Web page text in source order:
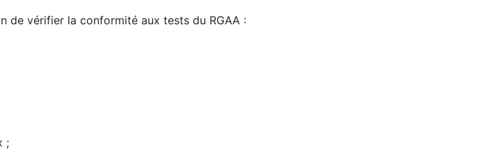
de vérifier la conformité aux tests du RGAA :
;